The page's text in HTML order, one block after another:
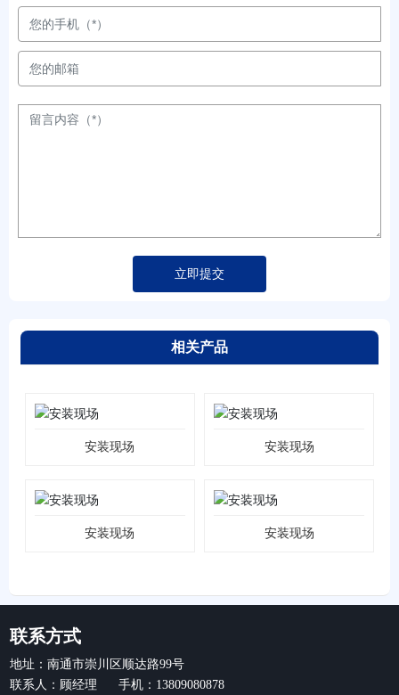
立即提交
相关产品
安装现场 安装现场
安装现场 安装现场
联系方式
地址：南通市崇川区顺达路99号
联系人：顾经理 手机：13809080878